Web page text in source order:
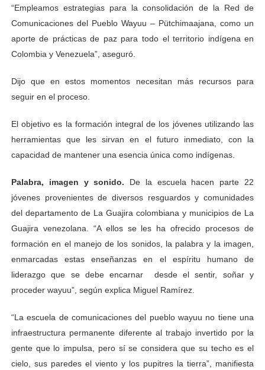
“Empleamos estrategias para la consolidación de la Red de
Comunicaciones del Pueblo Wayuu – Pütchimaajana, como un
aporte de prácticas de paz para todo el territorio indígena en
Colombia y Venezuela”, aseguró.
Dijo que en estos momentos necesitan más recursos para
seguir en el proceso.
El objetivo es la formación integral de los jóvenes utilizando las
herramientas que les sirvan en el futuro inmediato, con la
capacidad de mantener una esencia única como indígenas.
Palabra, imagen y sonido. De la escuela hacen parte 22
jóvenes provenientes de diversos resguardos y comunidades
del departamento de La Guajira colombiana y municipios de La
Guajira venezolana. “A ellos se les ha ofrecido procesos de
formación en el manejo de los sonidos, la palabra y la imagen,
enmarcadas estas enseñanzas en el espíritu humano de
liderazgo que se debe encarnar desde el sentir, soñar y
proceder wayuu”, según explica Miguel Ramírez.
“La escuela de comunicaciones del pueblo wayuu no tiene una
infraestructura permanente diferente al trabajo invertido por la
gente que lo impulsa, pero sí se considera que su techo es el
cielo, sus paredes el viento y los pupitres la tierra”, manifiesta